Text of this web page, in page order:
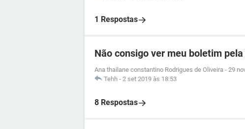
1 Respostas
Não consigo ver meu boletim
Ana thailane constantino Rodrigues de Oliveira - 29
Tehh - 2 set 2019 às 18:53
8 Respostas